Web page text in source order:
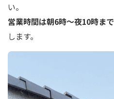
い。
営業時間は朝6時～夜10時まで
します。